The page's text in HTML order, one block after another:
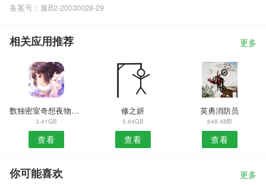
备案号：豫B2-20030028-29
相关应用推荐 更多
数独密室奇想夜物语安卓版
3.41GB
查看
修之妍
5.64GB
查看
英勇消防员
648.4MB
查看
你可能喜欢 更多